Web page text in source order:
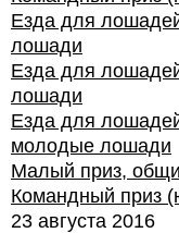
Езда для
лошади
Езда для
лошади
Езда для
молодые лошади
Малый приз,
Командный приз
23 августа 2016